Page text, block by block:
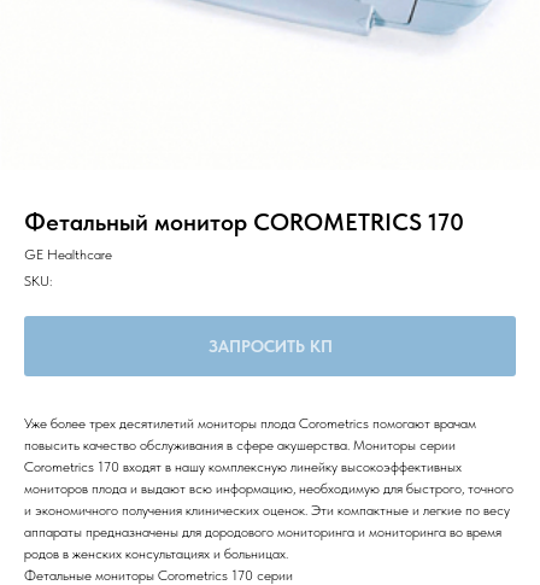
Фетальный монитор COROMETRICS 170
GE Healthcare
SKU:
ЗАПРОСИТЬ КП
Уже более трех десятилетий мониторы плода Corometrics помогают врачам
повысить качество обслуживания в сфере акушерства. Мониторы серии
Corometrics 170 входят в нашу комплексную линейку высокоэффективных
мониторов плода и выдают всю информацию, необходимую для быстрого, точного
и экономичного получения клинических оценок. Эти компактные и легкие по весу
аппараты предназначены для дородового мониторинга и мониторинга во время
родов в женских консультациях и больницах.
Фетальные мониторы Corometrics 170 серии